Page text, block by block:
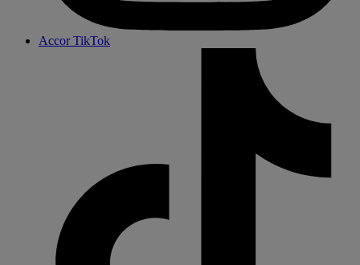
Accor TikTok